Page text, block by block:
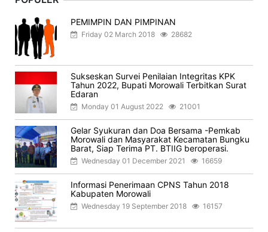
PEMIMPIN DAN PIMPINAN
Friday 02 March 2018 28682
Sukseskan Survei Penilaian Integritas KPK
Tahun 2022, Bupati Morowali Terbitkan Surat
Edaran
Monday 01 August 2022 21001
Gelar Syukuran dan Doa Bersama -Pemkab
Morowali dan Masyarakat Kecamatan Bungku
Barat, Siap Terima PT. BTIIG beroperasi.
Wednesday 01 December 2021 16659
Informasi Penerimaan CPNS Tahun 2018
Kabupaten Morowali
Wednesday 19 September 2018 16157